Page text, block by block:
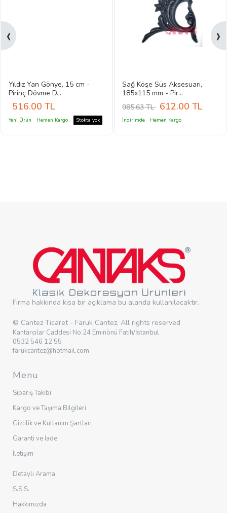
Yıldız Yan Gönye, 15 cm -
Pirinç Dövme D...
516.00 TL
Yeni Ürün Hemen Kargo Stokta yok
Sağ Köşe Süs Aksesuarı,
185x115 mm - Pir...
985.63 TL 612.00 TL
İndirimde Hemen Kargo
‹ ›
Firma hakkında kısa bir açıklama bu alanda kullanılacaktır.
© Cantez Ticaret - Faruk Cantez, All rights reserved
Kantarcılar Caddesi No:24 Eminönü Fatih/İstanbul
0532 546 12 55
farukcantez@hotmail.com
Menu
Sipariş Takibi
Kargo ve Taşıma Bilgileri
Gizlilik ve Kullanım Şartları
Garanti ve İade
İletişim
Detaylı Arama
S.S.S.
Hakkımızda